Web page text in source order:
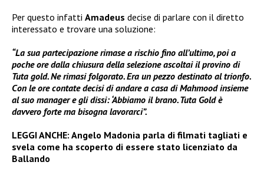
Per questo infatti Amadeus decise di parlare con il diretto
interessato e trovare una soluzione:
“La sua partecipazione rimase a rischio fino all’ultimo, poi a
poche ore dalla chiusura della selezione ascoltai il provino di
Tuta gold. Ne rimasi folgorato. Era un pezzo destinato al trionfo.
Con le ore contate decisi di andare a casa di Mahmood insieme
al suo manager e gli dissi: ‘Abbiamo il brano. Tuta Gold è
davvero forte ma bisogna lavorarci”.
LEGGI ANCHE: Angelo Madonia parla di filmati tagliati e
svela come ha scoperto di essere stato licenziato da
Ballando